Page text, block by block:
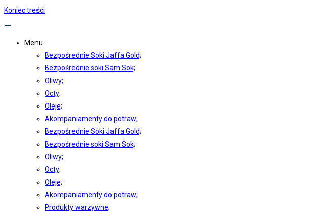
Koniec treści
Menu
Bezpośrednie Soki Jaffa Gold;
Bezpośrednie soki Sam Sok;
Oliwy;
Octy;
Oleje;
Akompaniamenty do potraw;
Bezpośrednie Soki Jaffa Gold;
Bezpośrednie soki Sam Sok;
Oliwy;
Octy;
Oleje;
Akompaniamenty do potraw;
Produkty warzywne;